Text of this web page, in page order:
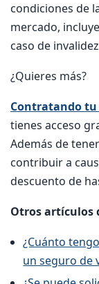
condiciones de
mercado,
caso de
¿Quieres más?
Contratando tu
tienes acceso
Además de
contribuir a
descuento de
Otros artículos
¿Cuánto
un seguro de